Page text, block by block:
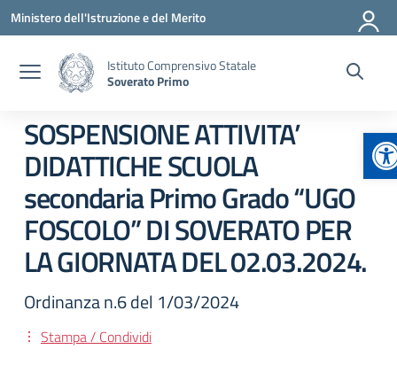
Vai ai contenuti
Vai al menu di navigazione
Vai al footer
Ministero dell'Istruzione e del Merito
Istituto Comprensivo Statale
Soverato Primo
SOSPENSIONE ATTIVITA’
DIDATTICHE SCUOLA
secondaria Primo Grado “UGO
FOSCOLO” DI SOVERATO PER
LA GIORNATA DEL 02.03.2024.
Ordinanza n.6 del 1/03/2024
Stampa / Condividi